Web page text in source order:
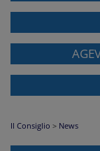
Il Consiglio > News